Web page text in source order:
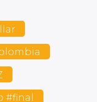
#final